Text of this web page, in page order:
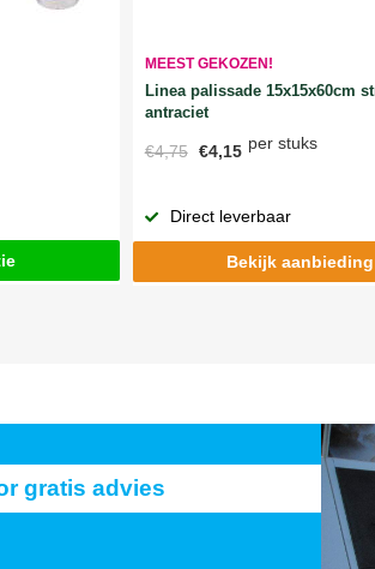
MEEST GEKOZEN!
Linea palissade 15x15x60cm
antraciet
€4,75 €4,15 per stuks
Direct leverbaar
Bekijk aanbieding
gratis advies